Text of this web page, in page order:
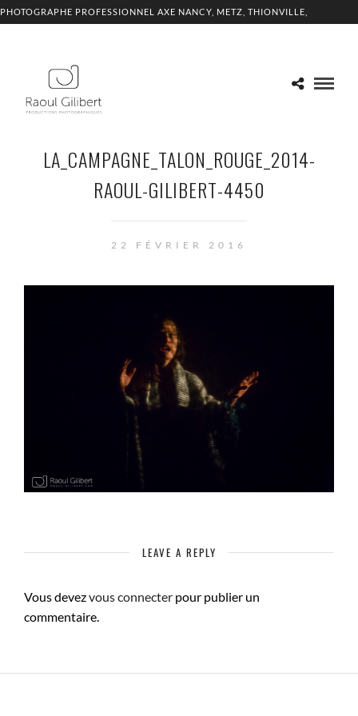
PHOTOGRAPHE PROFESSIONNEL AXE NANCY, METZ, THIONVILLE,
LA_CAMPAGNE_TALON_ROUGE_2014-
RAOUL-GILIBERT-4450
22 FÉVRIER 2016
LEAVE A REPLY
Vous devezvous connecter pour publier un
commentaire.